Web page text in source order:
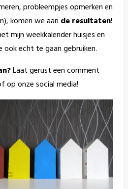
probleempjes opmerken en
komen we aan de resultaten!
mijn weekkalender huisjes en
echt te gaan gebruiken.
Laat gerust een comment
op onze social media!